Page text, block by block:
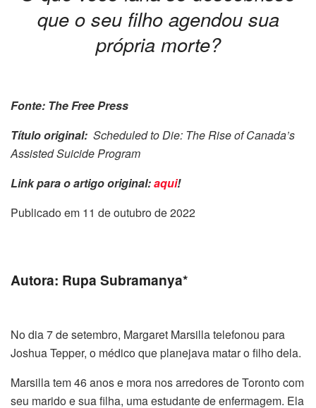
que o seu filho agendou sua
própria morte?
Fonte: The Free Press
Título original: Scheduled to Die: The Rise of Canada’s
Assisted Suicide Program
Link para o artigo original:aqui!
Publicado em 11 de outubro de 2022
Autora: Rupa Subramanya*
No dia 7 de setembro, Margaret Marsilla telefonou para
Joshua Tepper, o médico que planejava matar o filho dela.
Marsilla tem 46 anos e mora nos arredores de Toronto com
seu marido e sua filha, uma estudante de enfermagem. Ela